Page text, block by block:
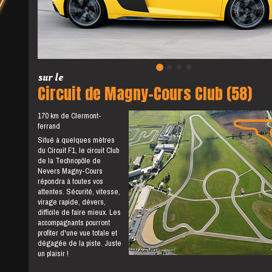
sur le
Circuit de Magny-Cours Club (58)
170 km de Clermont-
ferrand
Situé à quelques mètres
du Circuit F1, le circuit Club
de la Technopôle de
Nevers Magny-Cours
répondra à toutes vos
attentes. Sécurité, vitesse,
virage rapide, dévers,
difficile de faire mieux. Les
accompagnants pourront
profiter d'une vue totale et
dégagée de la piste. Juste
un plaisir !